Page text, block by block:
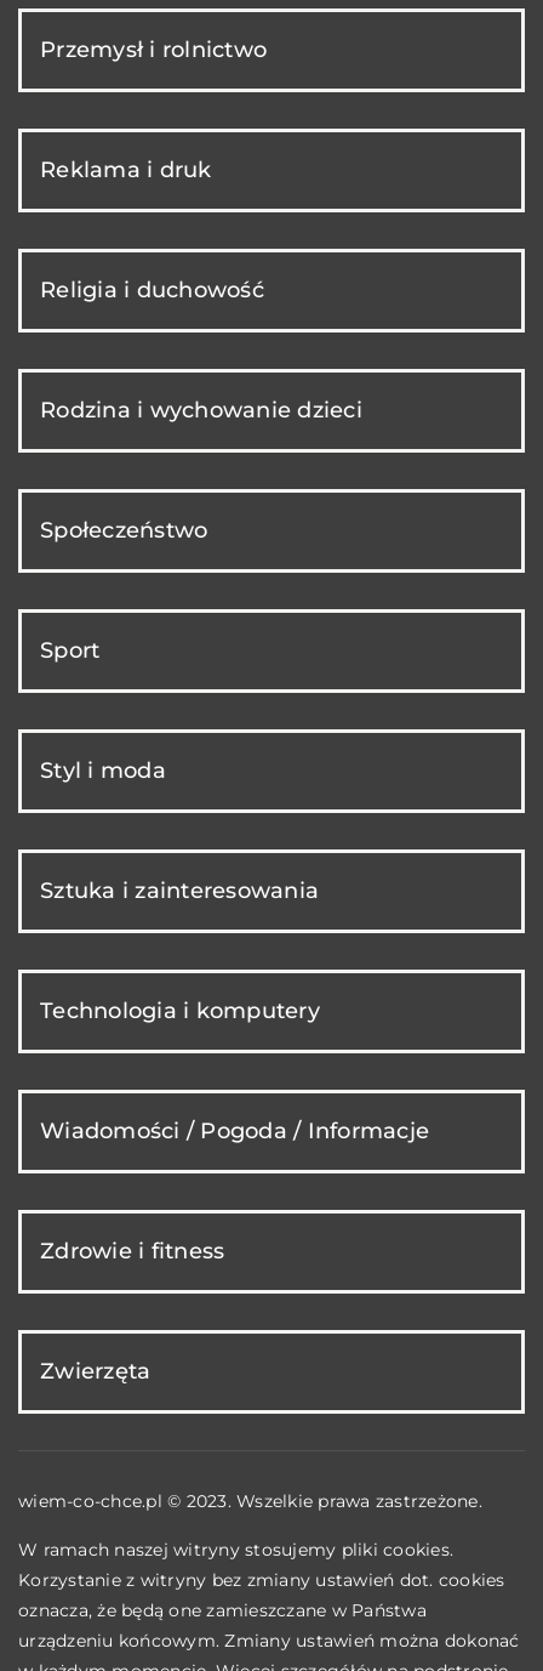
Przemysł i rolnictwo
Reklama i druk
Religia i duchowość
Rodzina i wychowanie dzieci
Społeczeństwo
Sport
Styl i moda
Sztuka i zainteresowania
Technologia i komputery
Wiadomości / Pogoda / Informacje
Zdrowie i fitness
Zwierzęta
wiem-co-chce.pl © 2023. Wszelkie prawa zastrzeżone.
W ramach naszej witryny stosujemy pliki cookies.
Korzystanie z witryny bez zmiany ustawień dot. cookies
oznacza, że będą one zamieszczane w Państwa
urządzeniu końcowym. Zmiany ustawień można dokonać